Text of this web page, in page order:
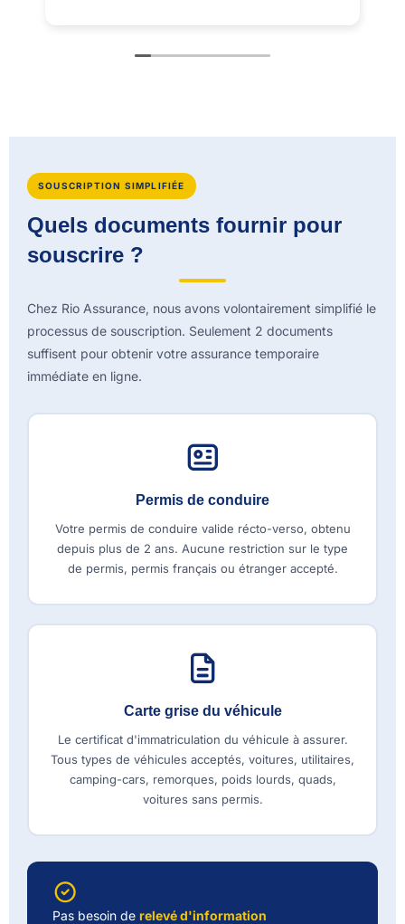
SOUSCRIPTION SIMPLIFIÉE
Quels documents fournir pour
souscrire ?
Chez Rio Assurance, nous avons volontairement simplifié le
processus de souscription. Seulement 2 documents
suffisent pour obtenir votre assurance temporaire
immédiate en ligne.
Permis de conduire
Votre permis de conduire valide récto-verso, obtenu
depuis plus de 2 ans. Aucune restriction sur le type
de permis, permis français ou étranger accepté.
Carte grise du véhicule
Le certificat d'immatriculation du véhicule à assurer.
Tous types de véhicules acceptés, voitures, utilitaires,
camping-cars, remorques, poids lourds, quads,
voitures sans permis.
Pas besoin de relevé d'information